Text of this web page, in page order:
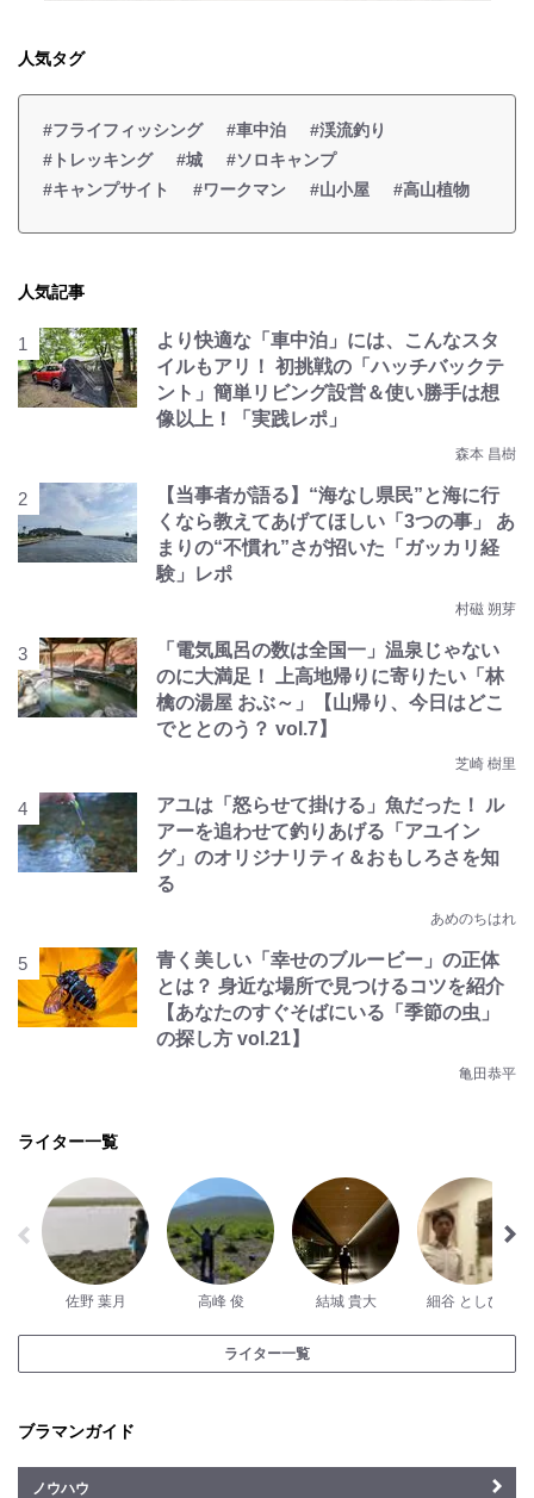
人気タグ
#フライフィッシング #車中泊
#渓流釣り
#トレッキング
#城
#ソロキャンプ
#キャンプサイト
#ワークマン #山小屋 #高山植物
人気記事
より快適な「車中泊」には、こんなスタ
イルもアリ！ 初挑戦の「ハッチバックテ
ント」簡単リビング設営＆使い勝手は想
像以上！「実践レポ」
森本 昌樹
【当事者が語る】“海なし県民”と海に行
くなら教えてあげてほしい「3つの事」 あ
まりの“不慣れ”さが招いた「ガッカリ経
験」レポ
村磁 朔芽
「電気風呂の数は全国一」温泉じゃない
のに大満足！ 上高地帰りに寄りたい「林
檎の湯屋 おぶ～」【山帰り、今日はどこ
でととのう？ vol.7】
芝崎 樹里
アユは「怒らせて掛ける」魚だった！ ル
アーを追わせて釣りあげる「アユイン
グ」のオリジナリティ＆おもしろさを知
る
あめのちはれ
青く美しい「幸せのブルービー」の正体
とは？ 身近な場所で見つけるコツを紹介
【あなたのすぐそばにいる「季節の虫」
の探し方 vol.21】
亀田恭平
ライター一覧
佐野 葉月 高峰 俊 結城 貴大 細谷 としひで
ライター一覧
ブラマンガイド
ノウハウ